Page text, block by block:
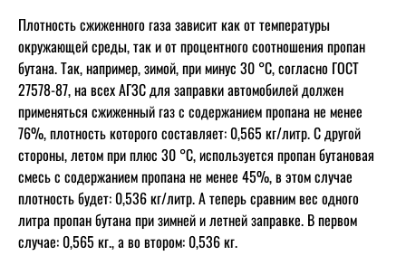
Плотность сжиженного газа зависит как от температуры
окружающей среды, так и от процентного соотношения пропан
бутана. Так, например, зимой, при минус 30 °С, согласно ГОСТ
27578-87, на всех АГЗС для заправки автомобилей должен
применяться сжиженный газ с содержанием пропана не менее
76%, плотность которого составляет: 0,565 кг/литр. С другой
стороны, летом при плюс 30 °С, используется пропан бутановая
смесь с содержанием пропана не менее 45%, в этом случае
плотность будет: 0,536 кг/литр. А теперь сравним вес одного
литра пропан бутана при зимней и летней заправке. В первом
случае: 0,565 кг., а во втором: 0,536 кг.